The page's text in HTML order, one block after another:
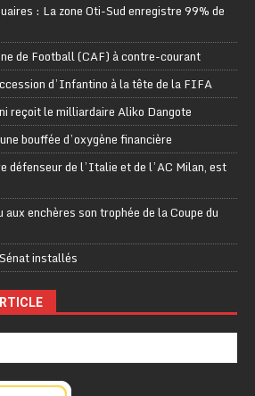
: La zone Oti-Sud enregistre 99% de
de Football (CAF) à contre-courant
d’Infantino à la tête de la FIFA
reçoit le milliardaire Aliko Dangote
bouffée d’oxygène financière
défenseur de l’Italie et de l’AC Milan, est
enchères son trophée de la Coupe du
installés